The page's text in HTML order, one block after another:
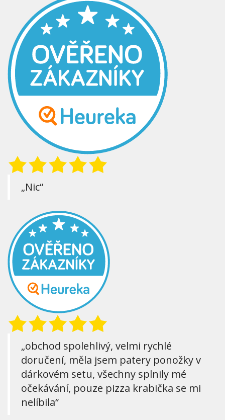
„Nic“
„obchod spolehlivý, velmi rychlé
doručení, měla jsem patery ponožky v
dárkovém setu, všechny splnily mé
očekávání, pouze pizza krabička se mi
nelíbila“